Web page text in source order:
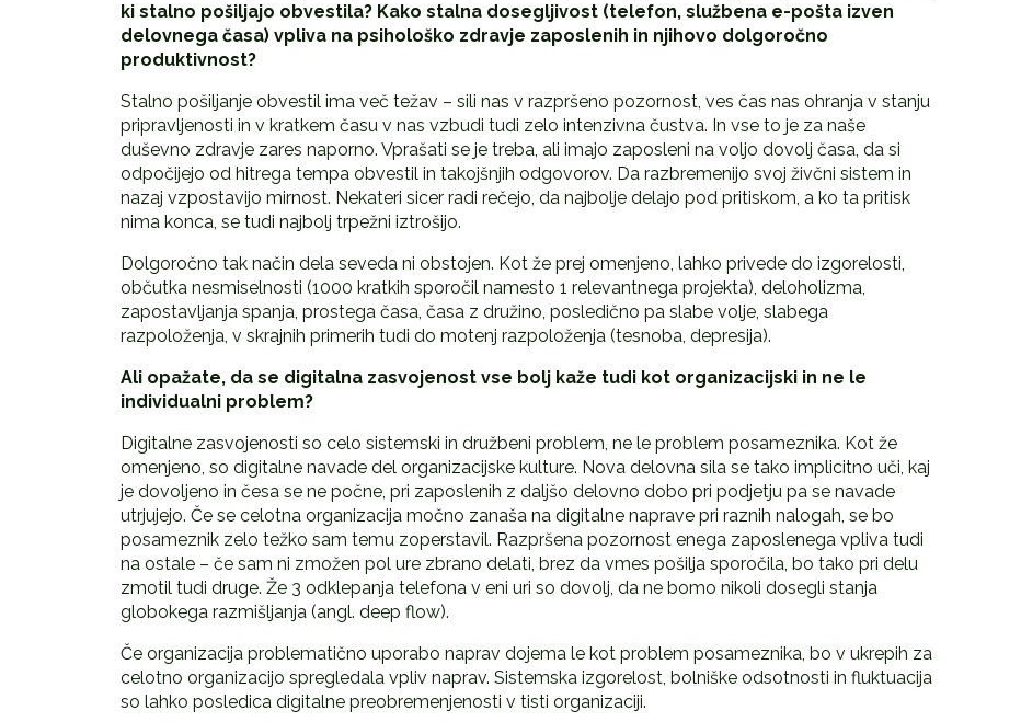
ki stalno pošiljajo obvestila? Kako stalna dosegljivost (telefon, službena e-pošta izven
delovnega časa) vpliva na psihološko zdravje zaposlenih in njihovo dolgoročno
produktivnost?
Stalno pošiljanje obvestil ima več težav – sili nas v razpršeno pozornost, ves čas nas ohranja v stanju
pripravljenosti in v kratkem času v nas vzbudi tudi zelo intenzivna čustva. In vse to je za naše
duševno zdravje zares naporno. Vprašati se je treba, ali imajo zaposleni na voljo dovolj časa, da si
odpočijejo od hitrega tempa obvestil in takojšnjih odgovorov. Da razbremenijo svoj živčni sistem in
nazaj vzpostavijo mirnost. Nekateri sicer radi rečejo, da najbolje delajo pod pritiskom, a ko ta pritisk
nima konca, se tudi najbolj trpežni iztrošijo.
Dolgoročno tak način dela seveda ni obstojen. Kot že prej omenjeno, lahko privede do izgorelosti,
občutka nesmiselnosti (1000 kratkih sporočil namesto 1 relevantnega projekta), deloholizma,
zapostavljanja spanja, prostega časa, časa z družino, posledično pa slabe volje, slabega
razpoloženja, v skrajnih primerih tudi do motenj razpoloženja (tesnoba, depresija).
Ali opažate, da se digitalna zasvojenost vse bolj kaže tudi kot organizacijski in ne le
individualni problem?
Digitalne zasvojenosti so celo sistemski in družbeni problem, ne le problem posameznika. Kot že
omenjeno, so digitalne navade del organizacijske kulture. Nova delovna sila se tako implicitno uči, kaj
je dovoljeno in česa se ne počne, pri zaposlenih z daljšo delovno dobo pri podjetju pa se navade
utrjujejo. Če se celotna organizacija močno zanaša na digitalne naprave pri raznih nalogah, se bo
posameznik zelo težko sam temu zoperstavil. Razpršena pozornost enega zaposlenega vpliva tudi
na ostale – če sam ni zmožen pol ure zbrano delati, brez da vmes pošilja sporočila, bo tako pri delu
zmotil tudi druge. Že 3 odklepanja telefona v eni uri so dovolj, da ne bomo nikoli dosegli stanja
globokega razmišljanja (angl. deep flow).
Če organizacija problematično uporabo naprav dojema le kot problem posameznika, bo v ukrepih za
celotno organizacijo spregledala vpliv naprav. Sistemska izgorelost, bolniške odsotnosti in fluktuacija
so lahko posledica digitalne preobremenjenosti v tisti organizaciji.